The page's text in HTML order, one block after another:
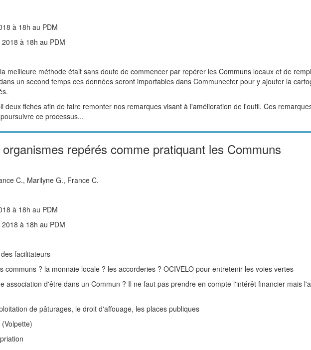
à 18h au PDM
à 18h au PDM
meilleure méthode était sans doute de commencer par repérer les Communs locaux et de
un second temps ces données seront importables dans Communecter pour y ajouter la
deux fiches afin de faire remonter nos remarques visant à l'amélioration de l'outil. Ces
ce processus...
repérés comme pratiquant les Communs
C., Marilyne G., France C.
à 18h au PDM
à 18h au PDM
facilitateurs
communs ? la monnaie locale ? les accorderies ? OCIVELO pour entretenir les voies vertes
association d'être dans un Commun ? Il ne faut pas prendre en compte l'intérêt financier mais
de pâturages, le droit d'affouage, les places publiques